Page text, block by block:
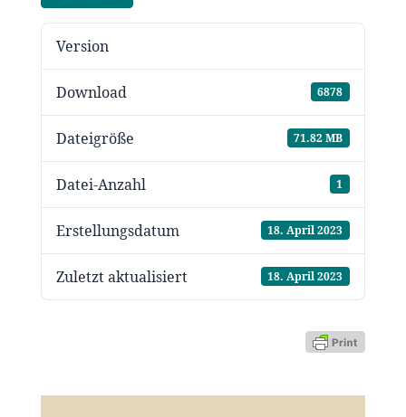
Version
Download 6878
Dateigröße 71.82 MB
Datei-Anzahl 1
Erstellungsdatum 18. April 2023
Zuletzt aktualisiert 18. April 2023